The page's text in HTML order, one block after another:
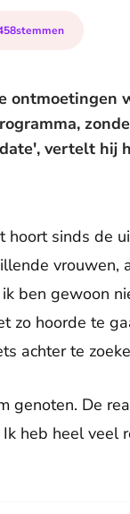
stemmen
vertelt hij
sinds de
vrouwen,
ben gewoon
zo hoorde te
achter te
genoten. De
heb heel